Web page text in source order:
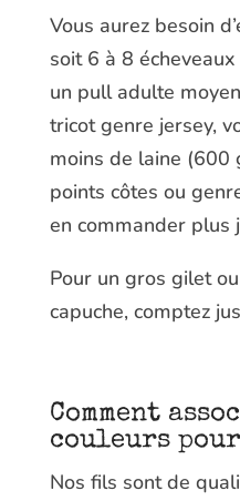
Vous aurez besoin
soit 6 à 8
un pull adulte
tricot genre jersey,
moins de laine (600
points côtes ou
en commander plus
Pour un gros gilet
capuche, comptez
Comment
couleurs
Nos fils sont de